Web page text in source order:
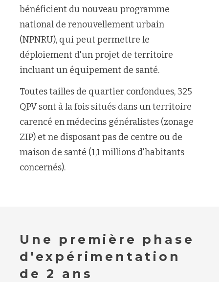
bénéficient du nouveau programme
national de renouvellement urbain
(NPNRU), qui peut permettre le
déploiement d'un projet de territoire
incluant un équipement de santé.
Toutes tailles de quartier confondues, 325
QPV sont à la fois situés dans un territoire
carencé en médecins généralistes (zonage
ZIP) et ne disposant pas de centre ou de
maison de santé (1,1 millions d'habitants
concernés).
Une première phase
d'expérimentation
de 2 ans